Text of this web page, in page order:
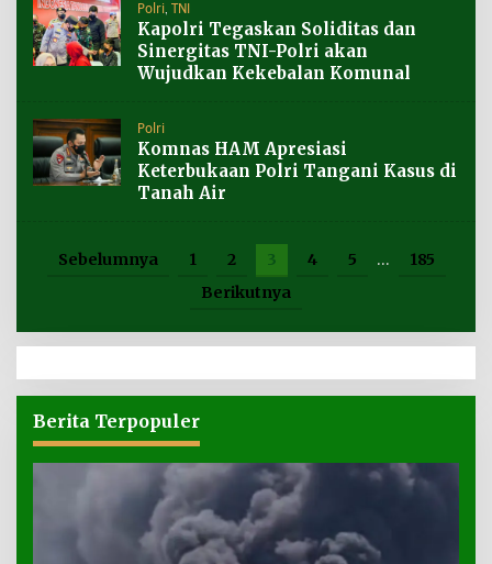
Polri, TNI
Kapolri Tegaskan Soliditas dan
Sinergitas TNI-Polri akan
Wujudkan Kekebalan Komunal
Polri
Komnas HAM Apresiasi
Keterbukaan Polri Tangani Kasus di
Tanah Air
Sebelumnya 1 2 3 4 5 …
185
Berikutnya
Berita Terpopuler